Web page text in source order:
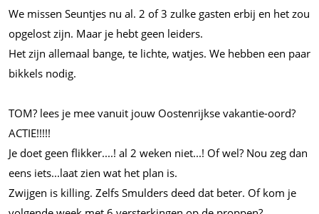
We missen Seuntjes nu al. 2 of 3 zulke gasten erbij en het zou
opgelost zijn. Maar je hebt geen leiders.
Het zijn allemaal bange, te lichte, watjes. We hebben een paar
bikkels nodig.
TOM? lees je mee vanuit jouw Oostenrijkse vakantie-oord?
ACTIE!!!!!
Je doet geen flikker....! al 2 weken niet...! Of wel? Nou zeg dan
eens iets...laat zien wat het plan is.
Zwijgen is killing. Zelfs Smulders deed dat beter. Of kom je